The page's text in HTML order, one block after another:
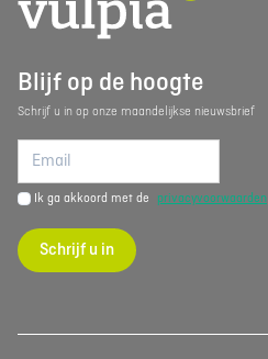
Blijf op de hoogte
Schrijf u in op onze maandelijkse nieuwsbrief
Ik ga akkoord met de privacyvoorwaarden
Schrijf u in